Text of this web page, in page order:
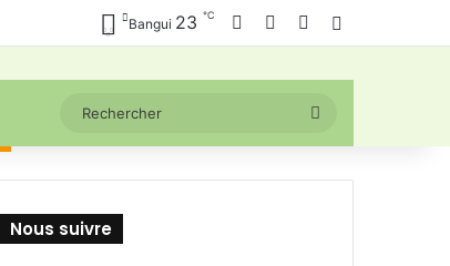
Bangui 23 ℃ Facebook YouTube
Rechercher
Nous suivre